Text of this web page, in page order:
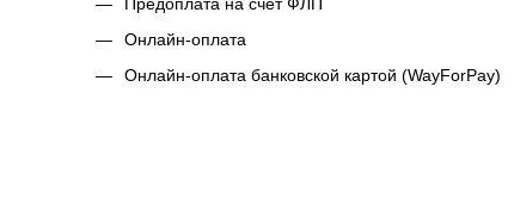
Онлайн-оплата
Онлайн-оплата банковской картой (WayForPay)